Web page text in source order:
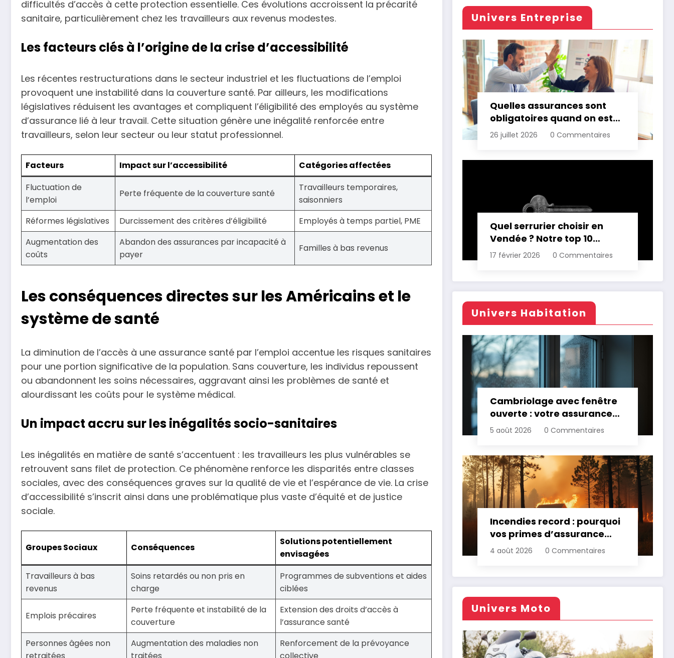
difficultés d’accès à cette protection essentielle. Ces évolutions accroissent la précarité
sanitaire, particulièrement chez les travailleurs aux revenus modestes.
Les facteurs clés à l’origine de la crise d’accessibilité
Les récentes restructurations dans le secteur industriel et les fluctuations de l’emploi
provoquent une instabilité dans la couverture santé. Par ailleurs, les modifications
législatives réduisent les avantages et compliquent l’éligibilité des employés au système
d’assurance lié à leur travail. Cette situation génère une inégalité renforcée entre
travailleurs, selon leur secteur ou leur statut professionnel.
Facteurs Impact sur l’accessibilité
Catégories affectées
Fluctuation de
l’emploi
Perte fréquente de la couverture santé
Travailleurs temporaires,
saisonniers
Réformes législatives
Durcissement des critères d’éligibilité
Employés à temps partiel, PME
Augmentation des
coûts
Abandon des assurances par incapacité à
payer
Familles à bas revenus
Les conséquences directes sur les Américains et le
système de santé
La diminution de l’accès à une assurance santé par l’emploi accentue les risques sanitaires
pour une portion significative de la population. Sans couverture, les individus repoussent
ou abandonnent les soins nécessaires, aggravant ainsi les problèmes de santé et
alourdissant les coûts pour le système médical.
Un impact accru sur les inégalités socio-sanitaires
Les inégalités en matière de santé s’accentuent : les travailleurs les plus vulnérables se
retrouvent sans filet de protection. Ce phénomène renforce les disparités entre classes
sociales, avec des conséquences graves sur la qualité de vie et l’espérance de vie. La crise
d’accessibilité s’inscrit ainsi dans une problématique plus vaste d’équité et de justice
sociale.
Groupes Sociaux Conséquences
Solutions potentiellement
envisagées
Travailleurs à bas
revenus
Soins retardés ou non pris en
charge
Programmes de subventions et aides
ciblées
Emplois précaires
Perte fréquente et instabilité de la
couverture
Extension des droits d’accès à
l’assurance santé
Personnes âgées non
Augmentation des maladies non
Renforcement de la prévoyance
Univers Entreprise
Quelles assurances sont
obligatoires quand on est
professionnel ?
26 juillet 2026 0 Commentaires
Quel serrurier choisir en
Vendée ? Notre top 10
comparatif
17 février 2026 0 Commentaires
Univers Habitation
Cambriolage avec fenêtre
ouverte : votre assurance
paie-t-elle ?
5 août 2026 0 Commentaires
Incendies record : pourquoi
vos primes d’assurance
vont augmenter
4 août 2026 0 Commentaires
Univers Moto